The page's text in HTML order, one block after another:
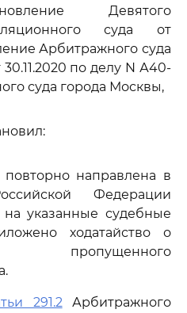
Девятого
суда от
Арбитражного суда
по делу N А40-
суда города Москвы,
повторно направлена в
Федерации
указанные судебные
ходатайство о
пропущенного
291.2Арбитражного